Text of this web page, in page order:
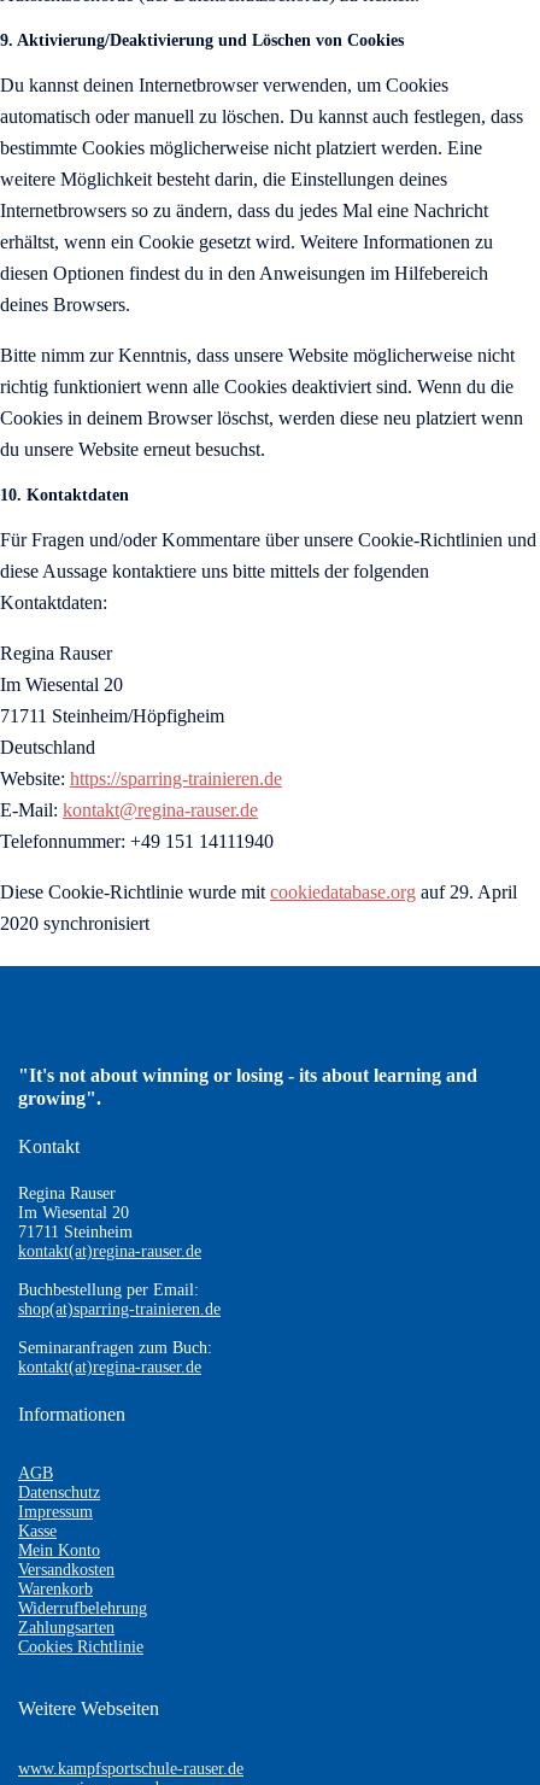
9. Aktivierung/Deaktivierung und Löschen von Cookies
Du kannst deinen Internetbrowser verwenden, um Cookies
automatisch oder manuell zu löschen. Du kannst auch festlegen, dass
bestimmte Cookies möglicherweise nicht platziert werden. Eine
weitere Möglichkeit besteht darin, die Einstellungen deines
Internetbrowsers so zu ändern, dass du jedes Mal eine Nachricht
erhältst, wenn ein Cookie gesetzt wird. Weitere Informationen zu
diesen Optionen findest du in den Anweisungen im Hilfebereich
deines Browsers.
Bitte nimm zur Kenntnis, dass unsere Website möglicherweise nicht
richtig funktioniert wenn alle Cookies deaktiviert sind. Wenn du die
Cookies in deinem Browser löschst, werden diese neu platziert wenn
du unsere Website erneut besuchst.
10. Kontaktdaten
Für Fragen und/oder Kommentare über unsere Cookie-Richtlinien und
diese Aussage kontaktiere uns bitte mittels der folgenden
Kontaktdaten:
Regina Rauser
Im Wiesental 20
71711 Steinheim/Höpfigheim
Deutschland
Website: https://sparring-trainieren.de
E-Mail: kontakt@regina-rauser.de
Telefonnummer: +49 151 14111940
Diese Cookie-Richtlinie wurde mit cookiedatabase.org auf 29. April
2020 synchronisiert
"It's not about winning or losing - its about learning and
growing".
Kontakt
Regina Rauser
Im Wiesental 20
71711 Steinheim
kontakt(at)regina-rauser.de
Buchbestellung per Email:
shop(at)sparring-trainieren.de
Seminaranfragen zum Buch:
kontakt(at)regina-rauser.de
Informationen
AGB
Datenschutz
Impressum
Kasse
Mein Konto
Versandkosten
Warenkorb
Widerrufbelehrung
Zahlungsarten
Cookies Richtlinie
Weitere Webseiten
www.kampfsportschule-rauser.de